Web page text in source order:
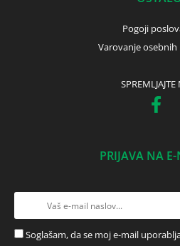
Pogoji
Varovanje
SPREMLJAJTE
PRIJAVA NA
Soglašam, da se moj e-mail